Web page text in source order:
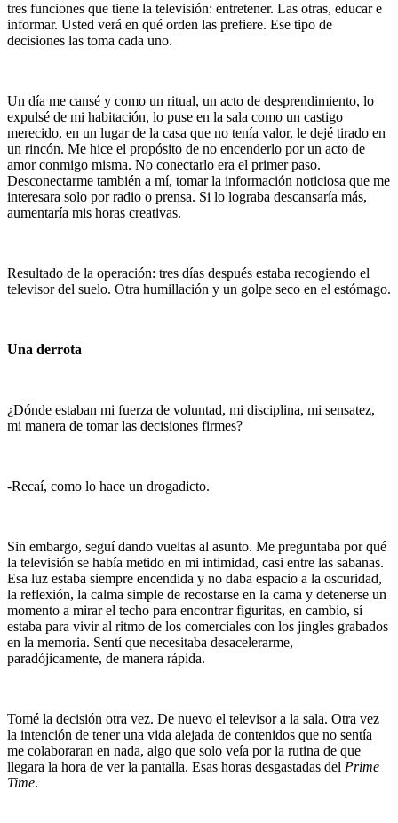
tres funciones que tiene la televisión: entretener. Las otras, educar e
informar. Usted verá en qué orden las prefiere. Ese tipo de
decisiones las toma cada uno.
Un día me cansé y como un ritual, un acto de desprendimiento, lo
expulsé de mi habitación, lo puse en la sala como un castigo
merecido, en un lugar de la casa que no tenía valor, le dejé tirado en
un rincón. Me hice el propósito de no encenderlo por un acto de
amor conmigo misma. No conectarlo era el primer paso.
Desconectarme también a mí, tomar la información noticiosa que me
interesara solo por radio o prensa. Si lo lograba descansaría más,
aumentaría mis horas creativas.
Resultado de la operación: tres días después estaba recogiendo el
televisor del suelo. Otra humillación y un golpe seco en el estómago.
Una derrota
¿Dónde estaban mi fuerza de voluntad, mi disciplina, mi sensatez,
mi manera de tomar las decisiones firmes?
-Recaí, como lo hace un drogadicto.
Sin embargo, seguí dando vueltas al asunto. Me preguntaba por qué
la televisión se había metido en mi intimidad, casi entre las sabanas.
Esa luz estaba siempre encendida y no daba espacio a la oscuridad,
la reflexión, la calma simple de recostarse en la cama y detenerse un
momento a mirar el techo para encontrar figuritas, en cambio, sí
estaba para vivir al ritmo de los comerciales con los jingles grabados
en la memoria. Sentí que necesitaba desacelerarme,
paradójicamente, de manera rápida.
Tomé la decisión otra vez. De nuevo el televisor a la sala. Otra vez
la intención de tener una vida alejada de contenidos que no sentía
me colaboraran en nada, algo que solo veía por la rutina de que
llegara la hora de ver la pantalla. Esas horas desgastadas del Prime
Time.